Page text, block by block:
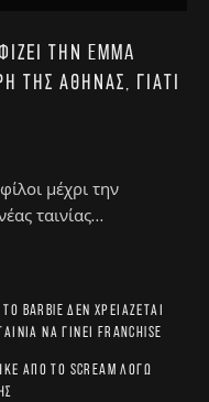
την Emma
της Αθήνας, γιατί
μέχρι την
ταινίας…
Barbie δεν χρειάζεται
να γίνει franchise
από το Scream λόγω